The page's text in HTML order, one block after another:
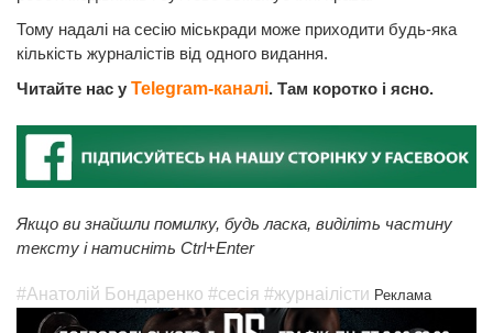
Тому надалі на сесію міськради може приходити будь-яка
кількість журналістів від одного видання.
Читайте нас у Telegram-каналі. Там коротко і ясно.
Якщо ви знайшли помилку, будь ласка, виділіть частину
тексту і натисніть Ctrl+Enter
#Анатолій Бондаренко #сесія #журнаілісти Реклама